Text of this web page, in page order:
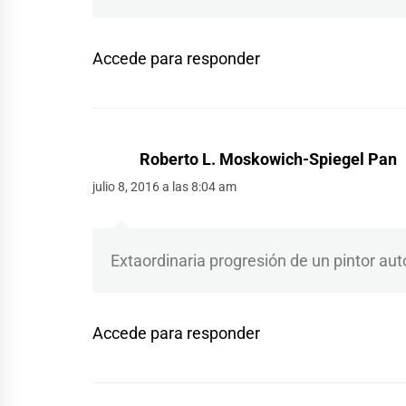
Accede para responder
Roberto L. Moskowich-Spiegel Pan
julio 8, 2016 a las 8:04 am
Extaordinaria progresión de un pintor
Accede para responder